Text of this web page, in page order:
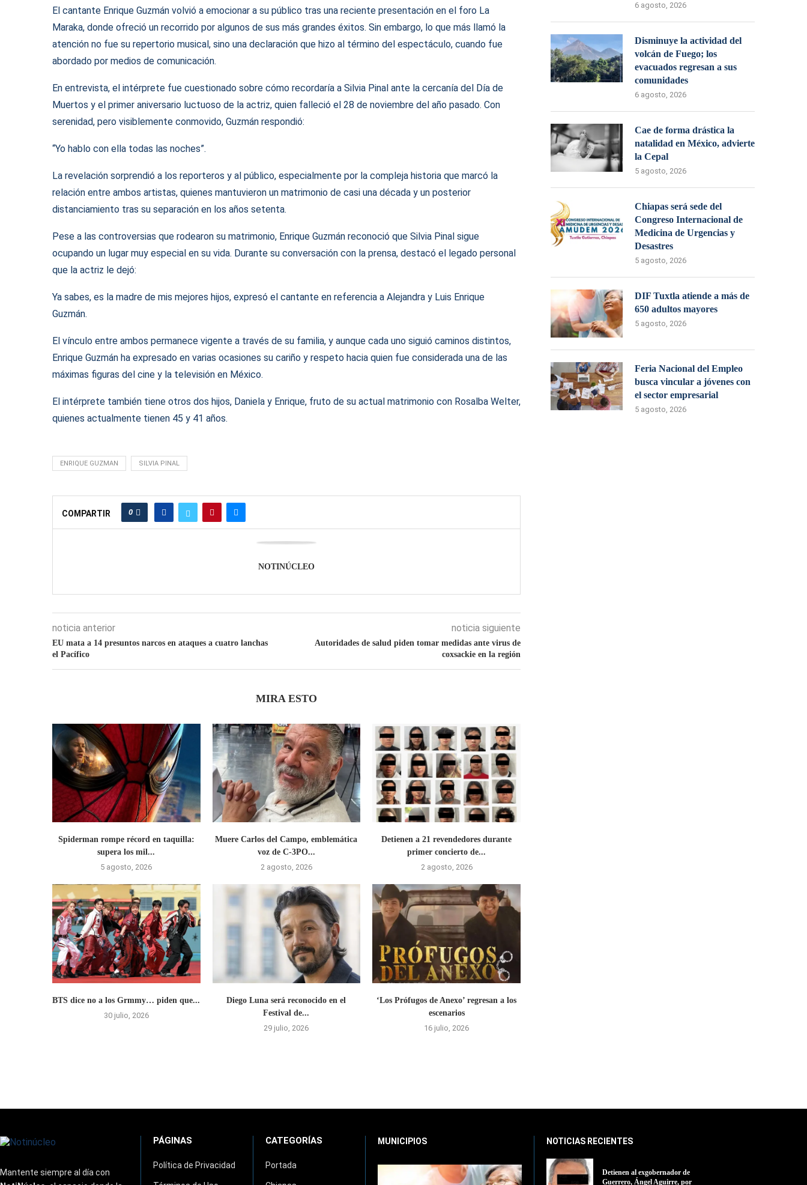
El cantante Enrique Guzmán volvió a emocionar a su público tras una reciente presentación en el foro La
Maraka, donde ofreció un recorrido por algunos de sus más grandes éxitos. Sin embargo, lo que más llamó la
atención no fue su repertorio musical, sino una declaración que hizo al término del espectáculo, cuando fue
abordado por medios de comunicación.
En entrevista, el intérprete fue cuestionado sobre cómo recordaría a Silvia Pinal ante la cercanía del Día de
Muertos y el primer aniversario luctuoso de la actriz, quien falleció el 28 de noviembre del año pasado. Con
serenidad, pero visiblemente conmovido, Guzmán respondió:
“Yo hablo con ella todas las noches”.
La revelación sorprendió a los reporteros y al público, especialmente por la compleja historia que marcó la
relación entre ambos artistas, quienes mantuvieron un matrimonio de casi una década y un posterior
distanciamiento tras su separación en los años setenta.
Pese a las controversias que rodearon su matrimonio, Enrique Guzmán reconoció que Silvia Pinal sigue
ocupando un lugar muy especial en su vida. Durante su conversación con la prensa, destacó el legado personal
que la actriz le dejó:
Ya sabes, es la madre de mis mejores hijos, expresó el cantante en referencia a Alejandra y Luis Enrique
Guzmán.
El vínculo entre ambos permanece vigente a través de su familia, y aunque cada uno siguió caminos distintos,
Enrique Guzmán ha expresado en varias ocasiones su cariño y respeto hacia quien fue considerada una de las
máximas figuras del cine y la televisión en México.
El intérprete también tiene otros dos hijos, Daniela y Enrique, fruto de su actual matrimonio con Rosalba Welter,
quienes actualmente tienen 45 y 41 años.
ENRIQUE GUZMAN SILVIA PINAL
COMPARTIR 0
NOTINÚCLEO
noticia anterior
EU mata a 14 presuntos narcos en ataques a cuatro lanchas
el Pacífico
noticia siguiente
Autoridades de salud piden tomar medidas ante virus de
coxsackie en la región
MIRA ESTO
Spiderman rompe récord en taquilla:
supera los mil...
5 agosto, 2026
Muere Carlos del Campo, emblemática
voz de C-3PO...
2 agosto, 2026
Detienen a 21 revendedores durante
primer concierto de...
2 agosto, 2026
BTS dice no a los Grmmy… piden que...
30 julio, 2026
Diego Luna será reconocido en el
Festival de...
29 julio, 2026
‘Los Prófugos de Anexo’ regresan a los
escenarios
16 julio, 2026
6 agosto, 2026
Disminuye la actividad del
volcán de Fuego; los
evacuados regresan a sus
comunidades
6 agosto, 2026
Cae de forma drástica la
natalidad en México, advierte
la Cepal
5 agosto, 2026
Chiapas será sede del
Congreso Internacional de
Medicina de Urgencias y
Desastres
5 agosto, 2026
DIF Tuxtla atiende a más de
650 adultos mayores
5 agosto, 2026
Feria Nacional del Empleo
busca vincular a jóvenes con
el sector empresarial
5 agosto, 2026
Mantente siempre al día con
PÁGINAS
Política de Privacidad
CATEGORÍAS
Portada
MUNICIPIOS NOTICIAS RECIENTES
Detienen al exgobernador de
Guerrero, Ángel Aguirre, por